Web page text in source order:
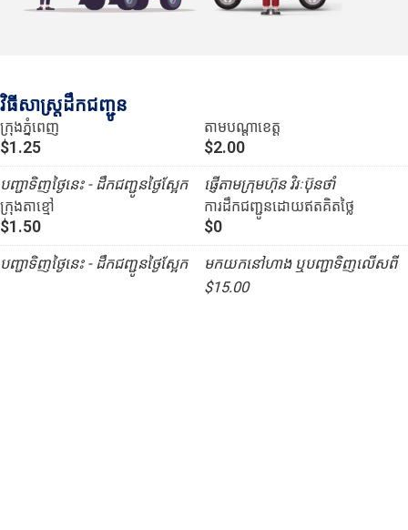
វិធីសាស្រ្តដឹកជញ្ជូន
ក្រុងភ្នំពេញ
$1.25
បញ្ជាទិញថ្ងៃនេះ - ដឹកជញ្ជូនថ្ងៃស្អែក
ក្រុងតាខ្មៅ
$1.50
បញ្ជាទិញថ្ងៃនេះ - ដឹកជញ្ជូនថ្ងៃស្អែក
តាមបណ្ដាខេត្ត
$2.00
ផ្ញើតាមក្រុមហ៊ុន វិរៈប៊ុនថាំ
ការដឹកជញ្ជូនដោយឥតគិតថ្លៃ
$0
មកយកនៅហាង ឬបញ្ជាទិញលើសពី
$15.00